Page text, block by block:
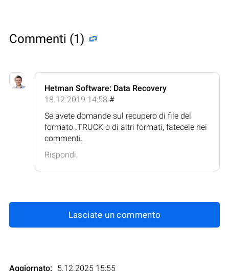
Commenti (1)
Hetman Software: Data Recovery
18.12.2019 14:58 #
Se avete domande sul recupero di file del
formato .TRUCK o di altri formati, fatecele nei
commenti.
Rispondi
Lasciate un commento
Aggiornato: 5.12.2025 15:55